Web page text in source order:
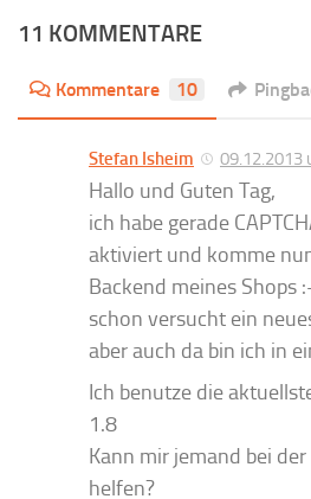
11 KOMMENTARE
Kommentare 10
Stefan Isheim 09.12.2013
Hallo und Guten Tag,
ich habe gerade
aktiviert und komme
Backend meines Shops
schon versucht ein
aber auch da bin ich in
Ich benutze die
1.8
Kann mir jemand bei
helfen?